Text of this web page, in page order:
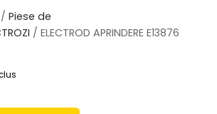
/ Piese de
/ ELECTROD APRINDERE E13876